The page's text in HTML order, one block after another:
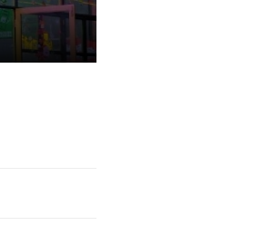
玩家想扔核弹，结果只能
恋爱？